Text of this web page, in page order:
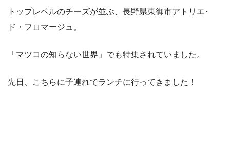
トップレベルのチーズが並ぶ、長野県東御市アトリエ･
ド・フロマージュ。
「マツコの知らない世界」でも特集されていました。
先日、こちらに子連れでランチに行ってきました！